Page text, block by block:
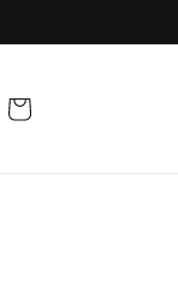
Carrito